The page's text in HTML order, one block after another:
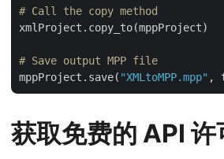
# Call the copy method
xmlProject.copy_to(mppProject)
# Save output MPP file
mppProject.save( "XMLtoMPP.mpp"
获取免费的 API 许